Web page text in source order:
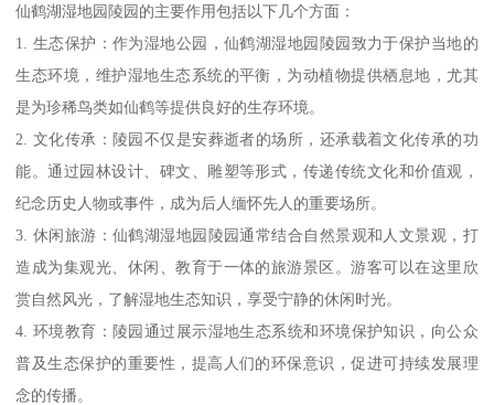
仙鹤湖湿地园陵园的主要作用包括以下几个方面：
1. 生态保护：作为湿地公园，仙鹤湖湿地园陵园致力于保护当地的
生态环境，维护湿地生态系统的平衡，为动植物提供栖息地，尤其
是为珍稀鸟类如仙鹤等提供良好的生存环境。
2. 文化传承：陵园不仅是安葬逝者的场所，还承载着文化传承的功
能。通过园林设计、碑文、雕塑等形式，传递传统文化和价值观，
纪念历史人物或事件，成为后人缅怀先人的重要场所。
3. 休闲旅游：仙鹤湖湿地园陵园通常结合自然景观和人文景观，打
造成为集观光、休闲、教育于一体的旅游景区。游客可以在这里欣
赏自然风光，了解湿地生态知识，享受宁静的休闲时光。
4. 环境教育：陵园通过展示湿地生态系统和环境保护知识，向公众
普及生态保护的重要性，提高人们的环保意识，促进可持续发展理
念的传播。